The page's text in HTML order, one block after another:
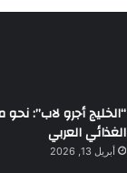
“الخليج أجرو لاب”:
الغذائي العربي
أبريل 13, 2026